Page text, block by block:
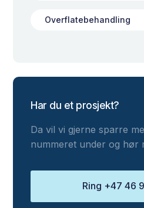
Overflatebehandling
Har du et prosjekt?
Da vil vi gjerne sparre
nummeret under og hør
Ring +47 46